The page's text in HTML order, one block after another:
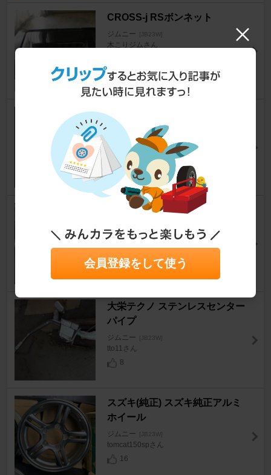
CROSS-j RSボンネット
ジムニー [JB23W]
木こりジムさん
スズキ(純正) 燃料計におけるガ
ソリン残量（JB23W5型）
ジムニー [JB23W]
どくりんごさん
115
スズキ純正 リアマフラー
ジムニー [JB23W]
tto11さん
大栄テクノ ステンレスセンター
パイプ
ジムニー [JB23W]
tto11さん
8
スズキ(純正) スズキ純正アルミ
ホイール
ジムニー [JB23W]
tomcat150spさん
16
会員登録をして使う